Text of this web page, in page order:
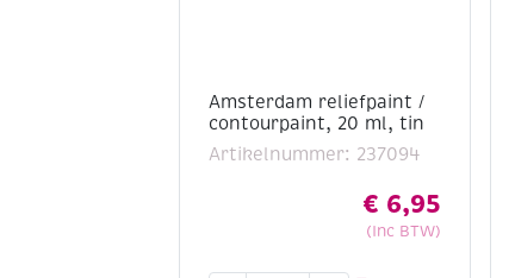
Amsterdam reliefpaint /
contourpaint, 20 ml, tin
Artikelnummer: 237094
€ 6,95
(Inc BTW)